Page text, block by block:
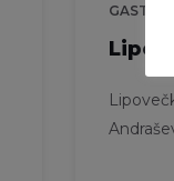
GASTRO